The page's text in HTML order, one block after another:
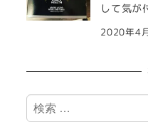
して気が
2020年4
検
索